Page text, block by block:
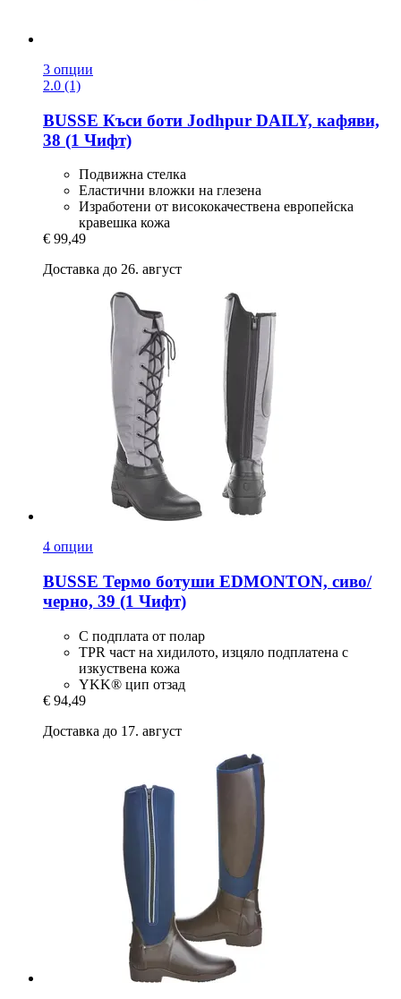
3 опции
2.0 (1)
BUSSE Къси боти Jodhpur DAILY, кафяви,
38 (1 Чифт)
Подвижна стелка
Еластични вложки на глезена
Изработени от висококачествена европейска
кравешка кожа
€ 99,49
Доставка до 26. август
4 опции
BUSSE Термо ботуши EDMONTON, сиво/
черно, 39 (1 Чифт)
С подплата от полар
TPR част на хидилото, изцяло подплатена с
изкуствена кожа
YKK® цип отзад
€ 94,49
Доставка до 17. август